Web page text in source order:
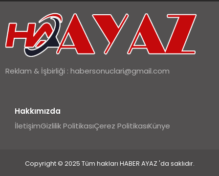
Reklam & İşbirliği :habersonuclari@gmail.com
Hakkımızda
İletişimGizlilik PolitikasıÇerez PolitikasıKünye
Copyright © 2025 Tüm hakları HABER AYAZ 'da saklıdır.